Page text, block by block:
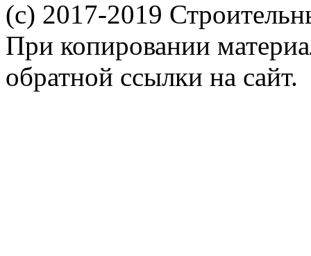
(c) 2017-2019
При копировании
обратной ссылки на сайт.